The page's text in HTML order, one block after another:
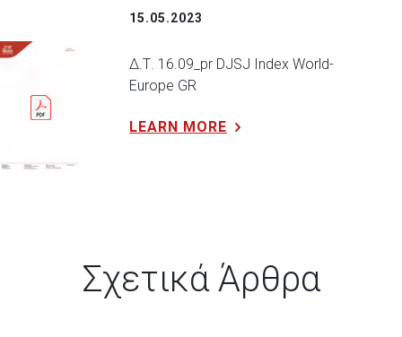
15.05.2023
Δ.Τ. 16.09_pr DJSJ Index World-
Europe GR
LEARN MORE
Σχετικά Άρθρα